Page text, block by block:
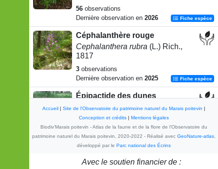
56 observations
Dernière observation en 2026 Fiche espèce
Céphalanthère rouge
Cephalanthera rubra (L.) Rich.,
1817
3 observations
Dernière observation en 2025 Fiche espèce
Épipactide des dunes
Epipactis phyllanthesG.E.Sm.,
1852
16observations
Dernière observation en2022 Fiche espèce
Limodorum abortivum(L.) Sw.,
Accueil| Site de l'Observatoire du patrimoine naturel du Marais poitevin |
Conception et crédits| Mentions légales
Biodiv'Marais poitevin - Atlas de la faune et de la flore de l'Observatoire du
patrimoine naturel du Marais poitevin, 2020-2022 - Réalisé avec GeoNature-atlas,
développé par le Parc national des Écrins
Avec le soutien financier de :